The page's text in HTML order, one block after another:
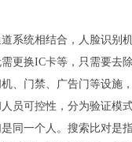
系统相结合，人脸识
更换IC卡等，只需要去
、门禁、广告门等设施
员可控性，分为验证
同一个人。搜索比对是